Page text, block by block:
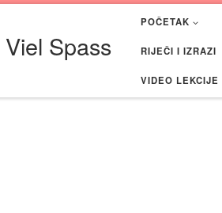
Spass
POČETAK
RIJEČI I IZRAZI
VIDEO LEKCIJE